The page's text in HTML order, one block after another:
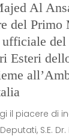
Al
del Primo
ufficiale
Esteri
il piacere di
S.E.